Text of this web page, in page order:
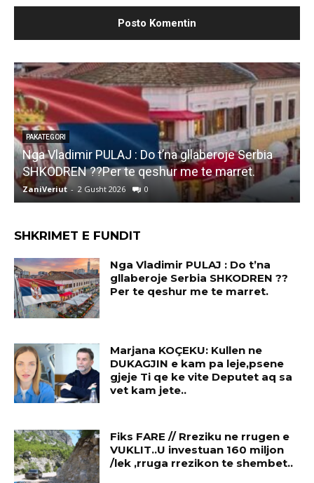
Vladimir PULAJ : Do t’na gllaberoje Serbia
??Per te qeshur me te marret.
- 2 Gusht 2026 0
kam
SHKRIMET E FUNDIT
Nga Vladimir PULAJ : Do t’na
gllaberoje Serbia SHKODREN ??
Per te qeshur me te marret.
Marjana KOÇEKU: Kullen ne
DUKAGJIN e kam pa leje,psene
gjeje Ti qe ke vite Deputet aq sa
vet kam jete..
Fiks FARE // Rreziku ne rrugen e
VUKLIT..U investuan 160 miljon
/lek ,rruga rrezikon te shembet..